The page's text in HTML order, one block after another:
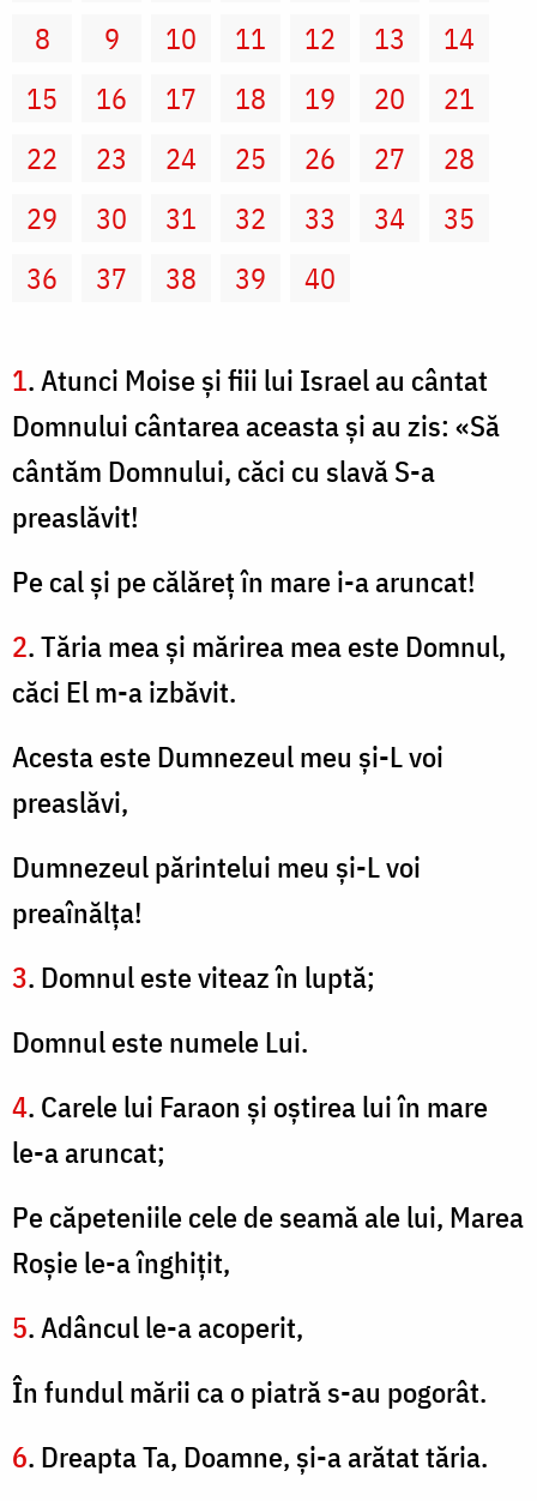
8
9 10 11 12 13
14
15
16 17 18 19 20
21
22
23 24 25 26 27
28
29
30 31 32 33 34
35
36
37 38 39 40
1. Atunci Moise şi fiii lui Israel au cântat
Domnului cântarea aceasta şi au zis: «Să
cântăm Domnului, căci cu slavă S-a
preaslăvit!
Pe cal şi pe călăreţ în mare i-a aruncat!
2. Tăria mea şi mărirea mea este Domnul,
căci El m-a izbăvit.
Acesta este Dumnezeul meu şi-L voi
preaslăvi,
Dumnezeul părintelui meu şi-L voi
preaînălţa!
3. Domnul este viteaz în luptă;
Domnul este numele Lui.
4. Carele lui Faraon şi oştirea lui în mare
le-a aruncat;
Pe căpeteniile cele de seamă ale lui, Marea
Roşie le-a înghiţit,
5. Adâncul le-a acoperit,
În fundul mării ca o piatră s-au pogorât.
6. Dreapta Ta, Doamne, şi-a arătat tăria.